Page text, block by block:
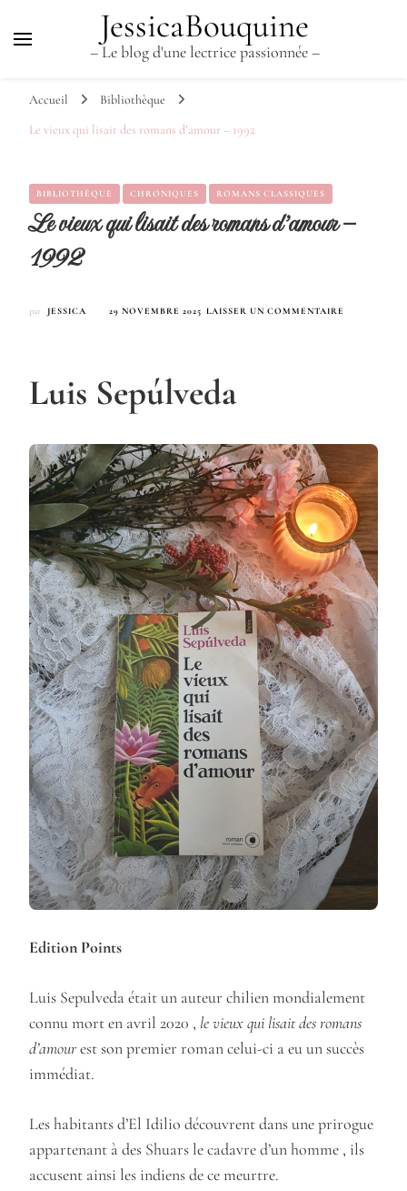
JessicaBouquine
– Le blog d'une lectrice passionnée –
Accueil
Bibliothèque
Le vieux qui lisait des romans d’amour – 1992
BIBLIOTHÈQUE CHRONIQUES ROMANS CLASSIQUES
Le vieux qui lisait des romans d’amour –
1992
par JESSICA 29 NOVEMBRE 2025 LAISSER UN COMMENTAIRE
Luis Sepúlveda
Edition Points
Luis Sepulveda était un auteur chilien mondialement
connu mort en avril 2020 , le vieux qui lisait des romans
d’amourest son premier roman celui-ci a eu un succès
immédiat.
Les habitants d’El Idilio découvrent dans une prirogue
appartenant à des Shuars le cadavre d’un homme , ils
accusent ainsi les indiens de ce meurtre.